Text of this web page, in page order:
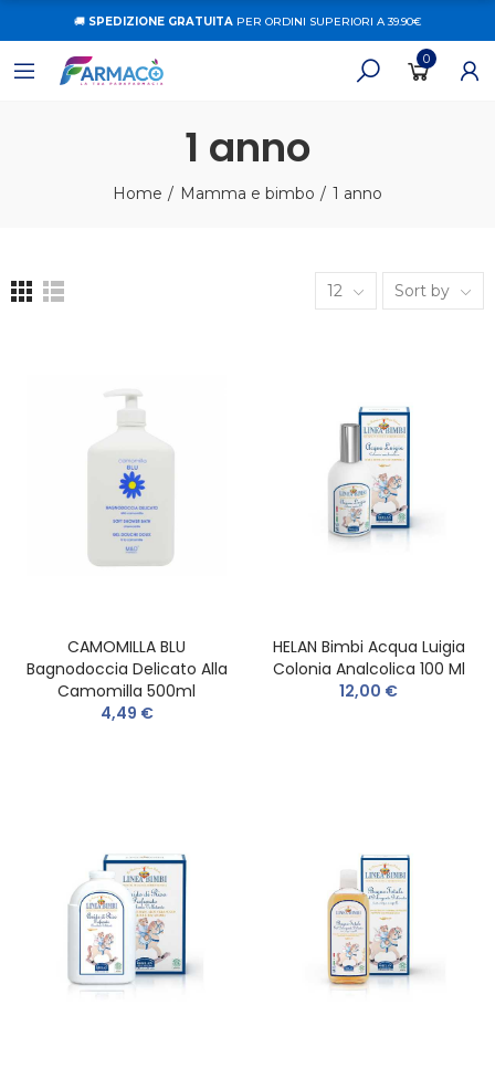
🚚 SPEDIZIONE GRATUITAPER ORDINI SUPERIORI A 39.90€
0
1 anno
Home Mamma e bimbo 1 anno
12 Sort by
CAMOMILLA BLU
Bagnodoccia Delicato Alla
Camomilla 500ml
4,49 €
HELAN Bimbi Acqua Luigia
Colonia Analcolica 100 Ml
12,00 €